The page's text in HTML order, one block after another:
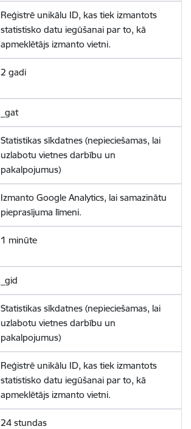
Reģistrē unikālu ID, kas tiek izmantots
statistisko datu iegūšanai par to, kā
apmeklētājs izmanto vietni.
2 gadi
_gat
Statistikas sīkdatnes (nepieciešamas, lai
uzlabotu vietnes darbību un
pakalpojumus)
Izmanto Google Analytics, lai samazinātu
pieprasījuma līmeni.
1 minūte
_gid
Statistikas sīkdatnes (nepieciešamas, lai
uzlabotu vietnes darbību un
pakalpojumus)
Reģistrē unikālu ID, kas tiek izmantots
statistisko datu iegūšanai par to, kā
apmeklētājs izmanto vietni.
24 stundas